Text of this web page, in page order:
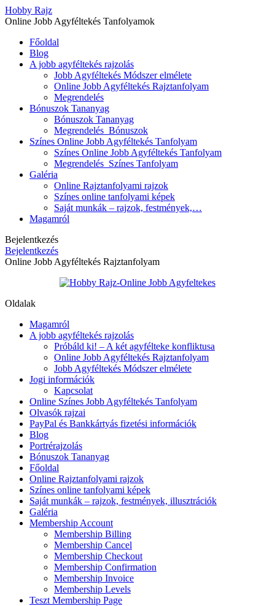
Hobby Rajz
Online Jobb Agyféltekés Tanfolyamok
Főoldal
Blog
A jobb agyféltekés rajzolás
Jobb Agyféltekés Módszer elmélete
Online Jobb Agyféltekés Rajztanfolyam
Megrendelés
Bónuszok Tananyag
Bónuszok Tananyag
Megrendelés_Bónuszok
Színes Online Jobb Agyféltekés Tanfolyam
Színes Online Jobb Agyféltekés Tanfolyam
Megrendelés_Színes Tanfolyam
Galéria
Online Rajztanfolyami rajzok
Színes online tanfolyami képek
Saját munkák – rajzok, festmények,…
Magamról
Bejelentkezés
Bejelentkezés
Online Jobb Agyféltekés Rajztanfolyam
Oldalak
Magamról
A jobb agyféltekés rajzolás
Próbáld ki! – A két agyfélteke konfliktusa
Online Jobb Agyféltekés Rajztanfolyam
Jobb Agyféltekés Módszer elmélete
Jogi információk
Kapcsolat
Online Színes Jobb Agyféltekés Tanfolyam
Olvasók rajzai
PayPal és Bankkártyás fizetési információk
Blog
Portrérajzolás
Bónuszok Tananyag
Főoldal
Online Rajztanfolyami rajzok
Színes online tanfolyami képek
Saját munkák – rajzok, festmények, illusztrációk
Galéria
Membership Account
Membership Billing
Membership Cancel
Membership Checkout
Membership Confirmation
Membership Invoice
Membership Levels
Teszt Membership Page